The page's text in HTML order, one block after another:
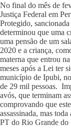
No final do mês de
Justiça Federal em
Protegido,
determinou que uma
uma pensão de um
2020 e a criança,
materna que entrou
meses após a Lei ter
município de Ipubi,
de 29 mil pessoas.
avós, que terminam
comprovando que
assassinada, mas
PT do Rio Grande